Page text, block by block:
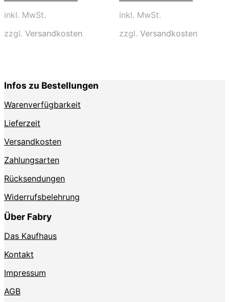
auf.
der
Produktseite
gewählt
inkl. MwSt.
zzgl. Versandkosten
auf.
inkl. MwSt.
zzgl. Versandkosten
Infos zu Bestellungen
Warenverfügbarkeit
Lieferzeit
Versandkosten
Zahlungsarten
Rücksendungen
Widerrufsbelehrung
Über Fabry
Das Kaufhaus
Kontakt
Impressum
AGB